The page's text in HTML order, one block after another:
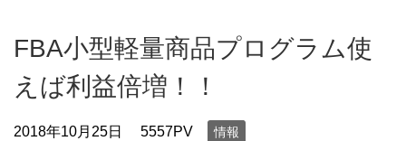
FBA小型軽量商品プログラム使
えば利益倍増！！
2018年10月25日 5557PV 情報